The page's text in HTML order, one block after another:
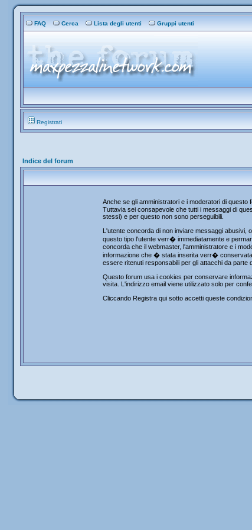
FAQ Cerca Lista degli utenti Gruppi utenti
Registrati
Indice del forum
Anche se gli amministratori e i moderatori di
Tuttavia sei consapevole che tutti i messaggi di
stessi) e per questo non sono perseguibili.
L'utente concorda di non inviare messaggi abusivi,
questo tipo l'utente verr� immediatamente e
concorda che il webmaster, l'amministratore e i
informazione che � stata inserita verr� conservata
essere ritenuti responsabili per gli attacchi da parte
Questo forum usa i cookies per conservare
visita. L'indirizzo email viene utilizzato solo per
Cliccando Registra qui sotto accetti queste